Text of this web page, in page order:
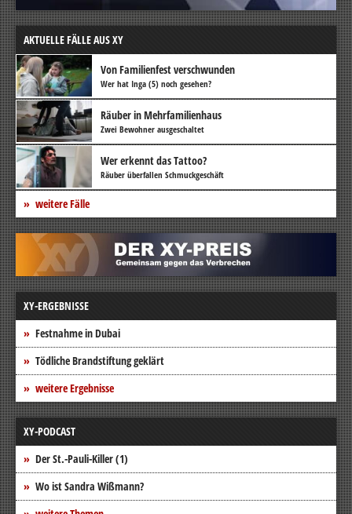
AKTUELLE FÄLLE AUS XY
Von Familienfest verschwunden
Wer hat Inga (5) noch gesehen?
Räuber in Mehrfamilienhaus
Zwei Bewohner ausgeschaltet
Wer erkennt das Tattoo?
Räuber überfallen Schmuckgeschäft
weitere Fälle
XY-ERGEBNISSE
Festnahme in Dubai
Tödliche Brandstiftung geklärt
weitere Ergebnisse
XY-PODCAST
Der St.-Pauli-Killer (1)
Wo ist Sandra Wißmann?